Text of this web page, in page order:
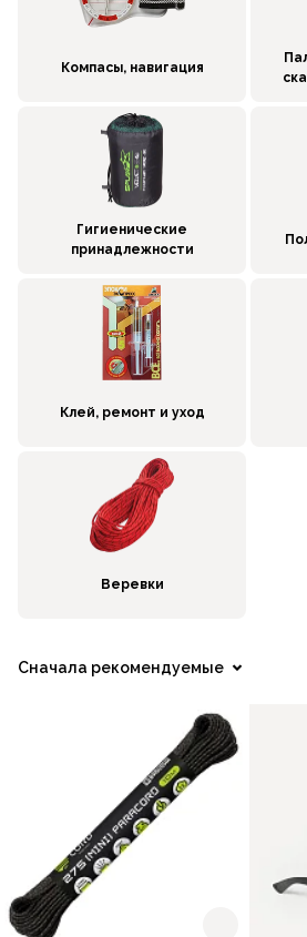
Компасы, навигация
Гигиенические
принадлежности
Клей, ремонт и уход
Веревки
Сначала рекомендуемые